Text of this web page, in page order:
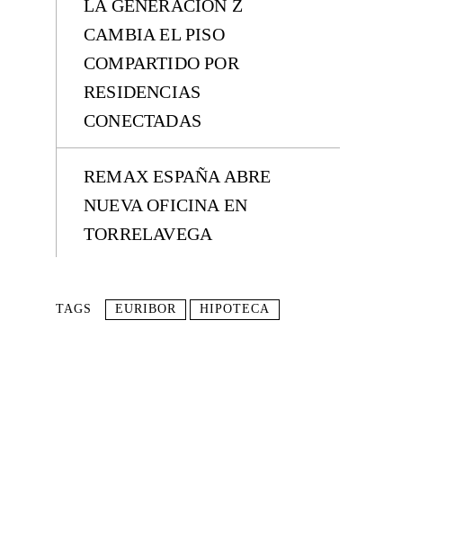
LA GENERACIÓN Z
CAMBIA EL PISO
COMPARTIDO POR
RESIDENCIAS
CONECTADAS
REMAX ESPAÑA ABRE
NUEVA OFICINA EN
TORRELAVEGA
TAGS EURIBOR HIPOTECA